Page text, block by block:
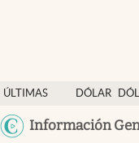
ÚLTIMAS
NOTICIAS
DÓLAR
Información
Dólar
Members